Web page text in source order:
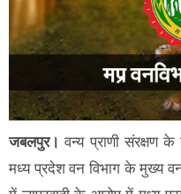
जबलपुर।वन्य प्राणी संरक्षण
मध्य प्रदेश वन विभाग के मुख्य